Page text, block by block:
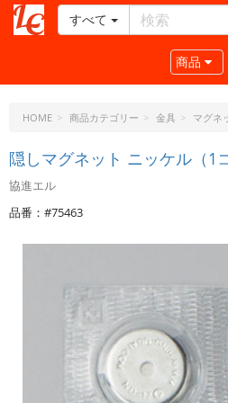
ー
ラ
ト・
ド
ッ
ト・
すべて
Toggle
商品
HOME 商品カテゴリー 金具 マグネ
隠しマグネット ニッケル（1
協進エル
品番：#75463